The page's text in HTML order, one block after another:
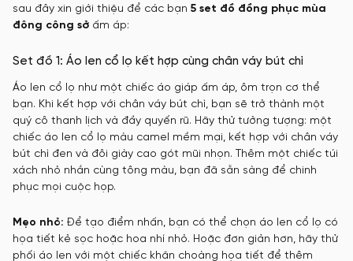
sau đây xin giới thiệu để các bạn 5 set đồ đồng phục mùa
đông công sở ấm áp:
Set đồ 1: Áo len cổ lọ kết hợp cùng chân váy bút chì
Áo len cổ lọ như một chiếc áo giáp ấm áp, ôm trọn cơ thể
bạn. Khi kết hợp với chân váy bút chì, bạn sẽ trở thành một
quý cô thanh lịch và đầy quyến rũ. Hãy thử tưởng tượng: một
chiếc áo len cổ lọ màu camel mềm mại, kết hợp với chân váy
bút chì đen và đôi giày cao gót mũi nhọn. Thêm một chiếc túi
xách nhỏ nhắn cùng tông màu, bạn đã sẵn sàng để chinh
phục mọi cuộc họp.
Mẹo nhỏ: Để tạo điểm nhấn, bạn có thể chọn áo len cổ lọ có
họa tiết kẻ sọc hoặc hoa nhí nhỏ. Hoặc đơn giản hơn, hãy thử
phối áo len với một chiếc khăn choàng họa tiết để thêm